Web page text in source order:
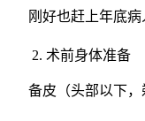
刚好也赶上年底
术前身体准备
备皮（头部以下，